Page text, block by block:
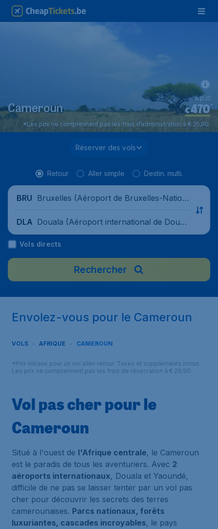
Cameroun €470*
à.p.d
*Les prix ne comprennent pas les frais d’administration à € 25,90.
Réserver des vols
Retour Aller simple Destin. multi.
BRU Bruxelles (Aéroport de Bruxelles-Nation
DLA Douala (Aéroport international de Doual
a), Cameroun
Vols directs
Rechercher
Envolez-vous pour le Cameroun
VOLS AFRIQUE CAMEROUN
*Prix initiaux pour un vol aller-retour. Taxes et suppléments inclus.
Les prix ne comprennent pas les frais de réservation à € 29,90.
Vol pas cher pour le
Cameroun
Situé à l'ouest de l'Afrique centrale, le Cameroun
est le paradis de tous les aventuriers. Avec 2
aéroports internationaux, Douala et Yaoundé,
difficile de ne pas se laisser tenter par un vol pas
cher pour découvrir les secrets des terres
camerounaises. Parcs nationaux, forêts
luxuriantes, cascades incroyables, le pays